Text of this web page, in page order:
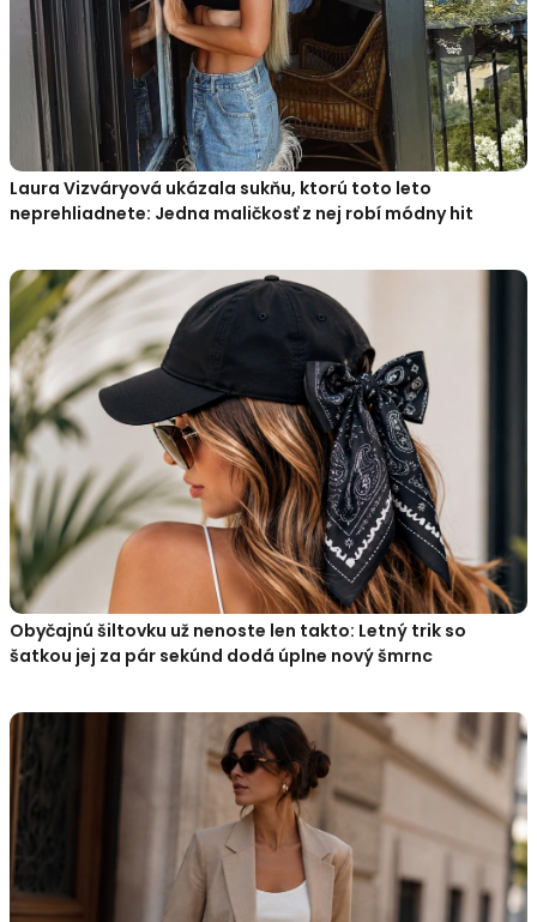
Laura Vizváryová ukázala sukňu, ktorú toto leto
neprehliadnete: Jedna maličkosť z nej robí módny hit
Obyčajnú šiltovku už nenoste len takto: Letný trik so
šatkou jej za pár sekúnd dodá úplne nový šmrnc